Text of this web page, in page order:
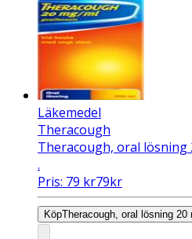
Läkemedel
Theracough
Theracough, oral lösning
.
Pris: 79 kr79kr
KöpTheracough, oral lösning 20